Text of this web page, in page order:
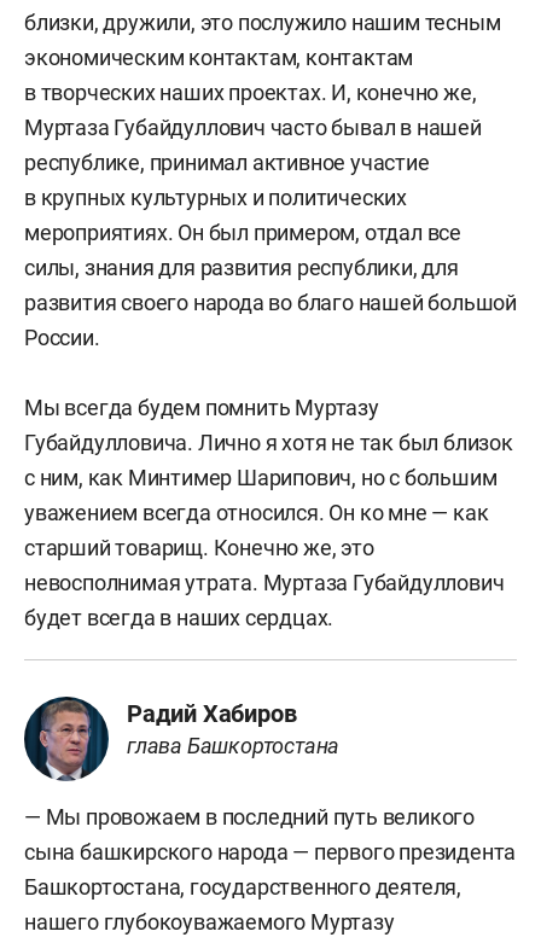
близки, дружили, это послужило нашим тесным
экономическим контактам, контактам
в творческих наших проектах. И, конечно же,
Муртаза Губайдуллович часто бывал в нашей
республике, принимал активное участие
в крупных культурных и политических
мероприятиях. Он был примером, отдал все
силы, знания для развития республики, для
развития своего народа во благо нашей большой
России.
Мы всегда будем помнить Муртазу
Губайдулловича. Лично я хотя не так был близок
с ним, как Минтимер Шарипович, но с большим
уважением всегда относился. Он ко мне — как
старший товарищ. Конечно же, это
невосполнимая утрата. Муртаза Губайдуллович
будет всегда в наших сердцах.
Радий Хабиров
глава Башкортостана
— Мы провожаем в последний путь великого
сына башкирского народа — первого президента
Башкортостана, государственного деятеля,
нашего глубокоуважаемого Муртазу